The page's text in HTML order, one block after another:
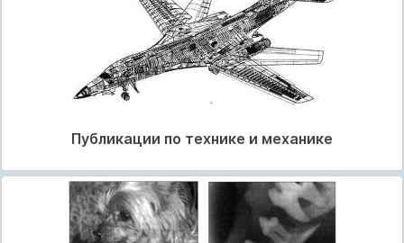
Публикации по технике и механике